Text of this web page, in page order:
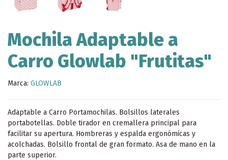
Mochila Adaptable a
Carro Glowlab "Frutitas"
Marca: GLOWLAB
Adaptable a Carro Portamochilas. Bolsillos laterales
portabotellas. Doble tirador en cremallera principal para
facilitar su apertura. Hombreras y espalda ergonómicas y
acolchadas. Bolsillo frontal de gran formato. Asa de mano en la
parte superior.